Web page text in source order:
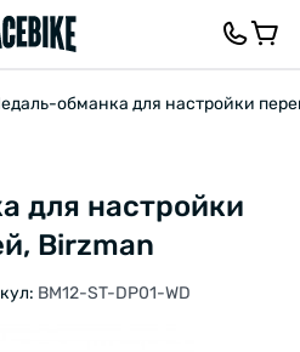
обманка для настройки
для настройки
Birzman
BM12-ST-DP01-WD